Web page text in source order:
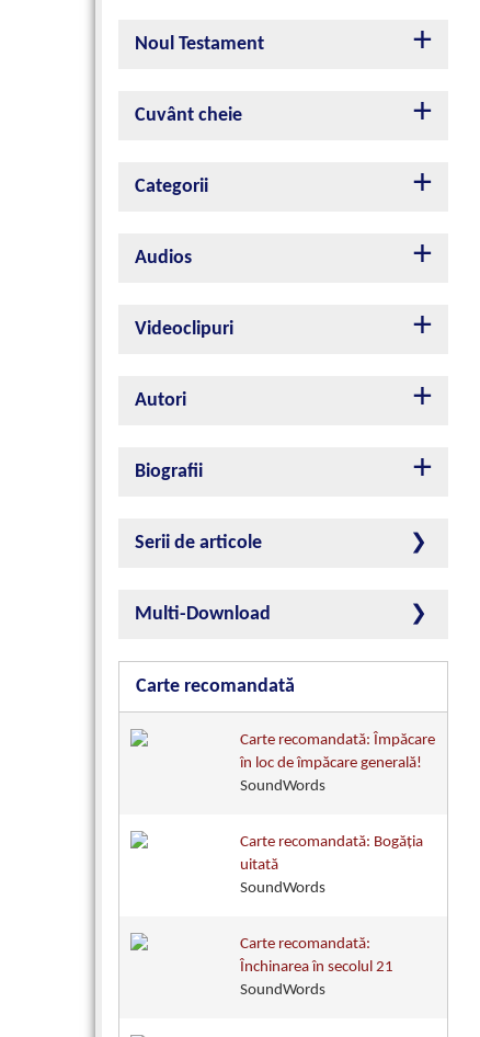
Noul Testament
Cuvânt cheie
Categorii
Audios
Videoclipuri
Autori
Biografii
Serii de articole
Multi-Download
Carte recomandată
Carte recomandată: Împăcare
în loc de împăcare generală!
SoundWords
Carte recomandată: Bogăţia
uitată
SoundWords
Carte recomandată:
Închinarea în secolul 21
SoundWords